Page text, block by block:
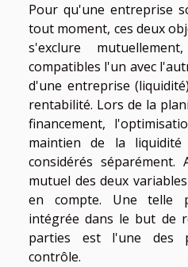
Pour qu'une entreprise
tout moment, ces deux
s'exclure
compatibles l'un avec
d'une entreprise
rentabilité. Lors de la
financement,
maintien de la
considérés
mutuel des deux
en compte. Une telle
intégrée dans le but de
parties est l'une des
contrôle.